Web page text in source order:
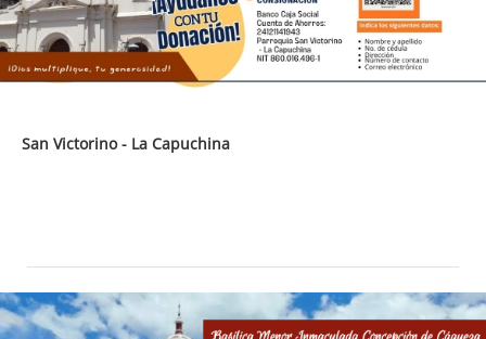
San Victorino - La Capuchina